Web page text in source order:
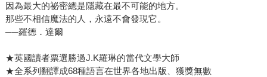
因為最大的祕密總是隱藏在最不可能的地方。
那些不相信魔法的人，永遠不會發現它。
──羅德．達爾
★英國讀者票選勝過J.K羅琳的當代文學大師
★全系列翻譯成68種語言在世界各地出版、獲獎無數